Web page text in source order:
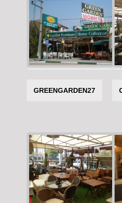
GREENGARDEN27